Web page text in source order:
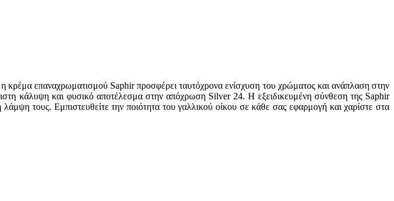
κρέμα επαναχρωματισμού Saphir προσφέρει ταυτόχρονα ενίσχυση του χρώματος και ανάπλαση στην
κάλυψη και φυσικό αποτέλεσμα στην απόχρωση Silver 24. Η εξειδικευμένη σύνθεση της Saphir
λάμψη τους. Εμπιστευθείτε την ποιότητα του γαλλικού οίκου σε κάθε σας εφαρμογή και χαρίστε στα